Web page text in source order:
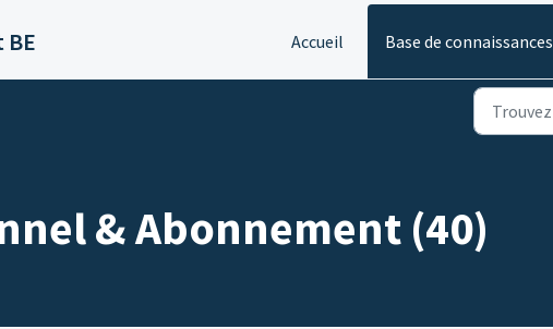
Accueil Base de connaissances
& Abonnement (40)